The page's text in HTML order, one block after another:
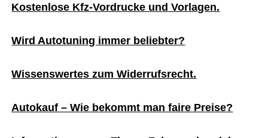
Kostenlose Kfz-Vordrucke und Vorlagen.
Wird Autotuning immer beliebter?
Wissenswertes zum Widerrufsrecht.
Autokauf – Wie bekommt man faire Preise?